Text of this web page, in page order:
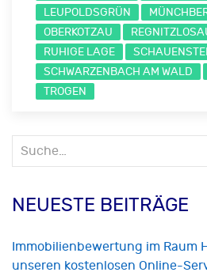
LEUPOLDSGRÜN
OBERKOTZAU
RUHIGE LAGE
SCHWARZENBACH AM WALD
TROGEN
Suche
nach:
NEUESTE BEITRÄGE
Immobilienbewertung im Raum
unseren kostenlosen Online-